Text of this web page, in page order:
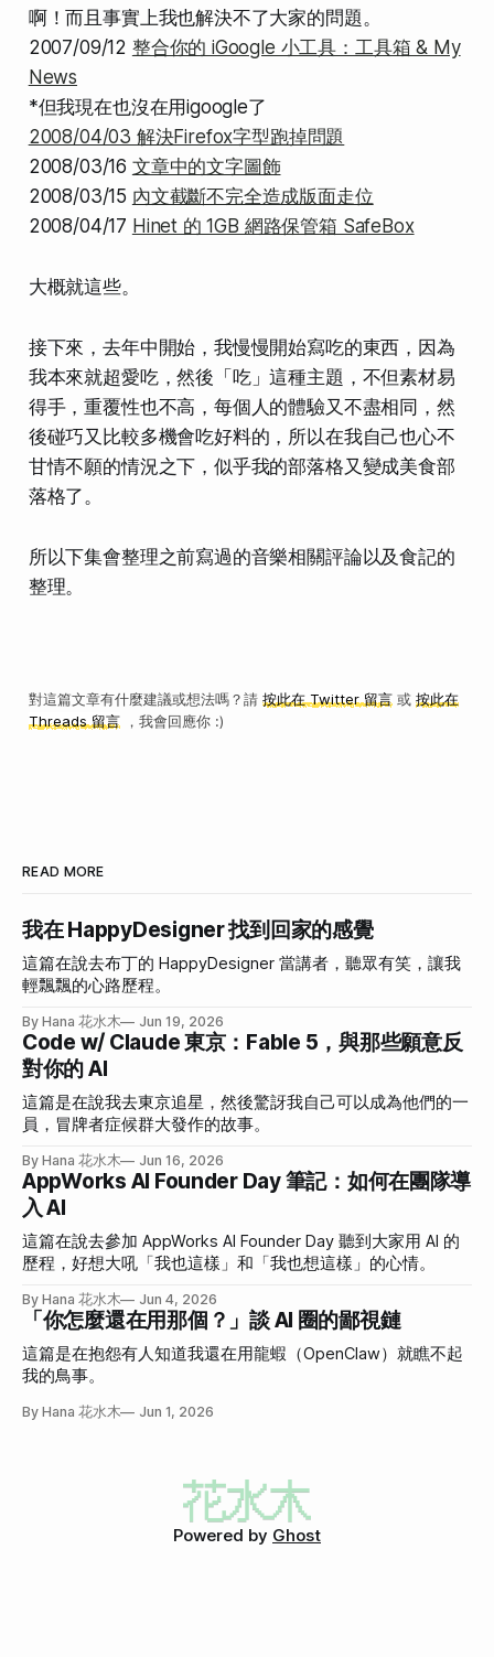
啊！而且事實上我也解決不了大家的問題。
2007/09/12 整合你的 iGoogle 小工具：工具箱 & My
News
*但我現在也沒在用igoogle了
2008/04/03 解決Firefox字型跑掉問題
2008/03/16 文章中的文字圖飾
2008/03/15 內文截斷不完全造成版面走位
2008/04/17 Hinet 的 1GB 網路保管箱 SafeBox
大概就這些。
接下來，去年中開始，我慢慢開始寫吃的東西，因為
我本來就超愛吃，然後「吃」這種主題，不但素材易
得手，重覆性也不高，每個人的體驗又不盡相同，然
後碰巧又比較多機會吃好料的，所以在我自己也心不
甘情不願的情況之下，似乎我的部落格又變成美食部
落格了。
所以下集會整理之前寫過的音樂相關評論以及食記的
整理。
對這篇文章有什麼建議或想法嗎？請 按此在 Twitter 留言或 按此在
Threads 留言，我會回應你 :)
READ MORE
我在 HappyDesigner 找到回家的感覺
這篇在說去布丁的 HappyDesigner 當講者，聽眾有笑，讓我
輕飄飄的心路歷程。
By Hana 花水木 Jun 19, 2026
Code w/ Claude 東京：Fable 5，與那些願意反
對你的 AI
這篇是在說我去東京追星，然後驚訝我自己可以成為他們的一
員，冒牌者症候群大發作的故事。
By Hana 花水木 Jun 16, 2026
AppWorks AI Founder Day 筆記：如何在團隊導
入 AI
這篇在說去參加 AppWorks AI Founder Day 聽到大家用 AI 的
歷程，好想大吼「我也這樣」和「我也想這樣」的心情。
By Hana 花水木 Jun 4, 2026
「你怎麼還在用那個？」談 AI 圈的鄙視鏈
這篇是在抱怨有人知道我還在用龍蝦（OpenClaw）就瞧不起
我的鳥事。
By Hana 花水木 Jun 1, 2026
Powered by Ghost